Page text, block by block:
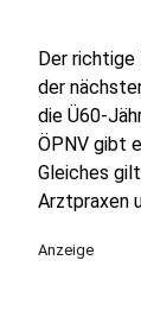
Der
der
die Ü60-
ÖPNV gibt
Gleiches
Arztpraxen
Anzeige